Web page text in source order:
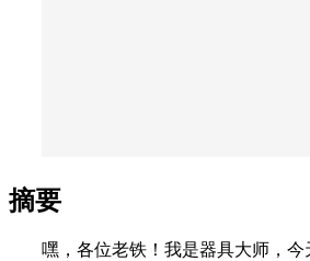
摘要
嘿，各位老铁！我是器具大师，